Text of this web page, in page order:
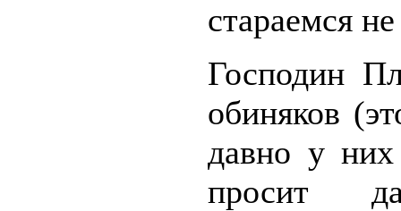
стараемся
Господин
обиняков
давно у них
просит